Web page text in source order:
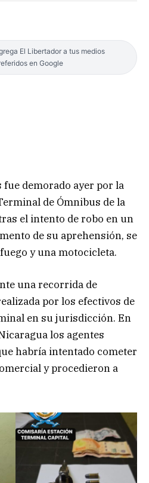
El Libertador a tus medios
en Google
fue demorado ayer por la
de Ómnibus de la
el intento de robo en un
de su aprehensión, se
y una motocicleta.
una recorrida de
por los efectivos de
en su jurisdicción. En
los agentes
habría intentado cometer
y procedieron a